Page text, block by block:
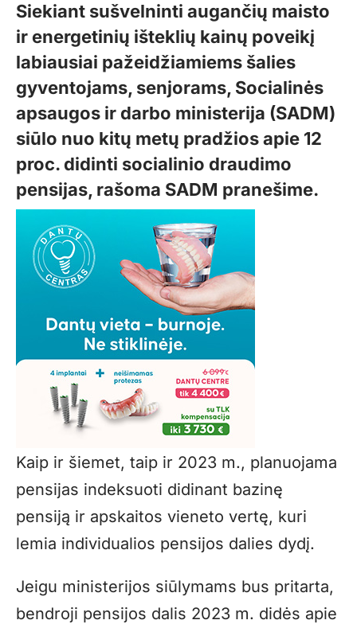
Siekiant sušvelninti augančių maisto
ir energetinių išteklių kainų poveikį
labiausiai pažeidžiamiems šalies
gyventojams, senjorams, Socialinės
apsaugos ir darbo ministerija (SADM)
siūlo nuo kitų metų pradžios apie 12
proc. didinti socialinio draudimo
pensijas, rašoma SADM pranešime.
Kaip ir šiemet, taip ir 2023 m., planuojama
pensijas indeksuoti didinant bazinę
pensiją ir apskaitos vieneto vertę, kuri
lemia individualios pensijos dalies dydį.
Jeigu ministerijos siūlymams bus pritarta,
bendroji pensijos dalis 2023 m. didės apie